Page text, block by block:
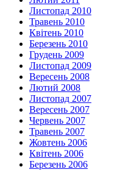
Листопад 2010
Травень 2010
Квітень 2010
Березень 2010
Грудень 2009
Листопад 2009
Вересень 2008
Лютий 2008
Листопад 2007
Вересень 2007
Червень 2007
Травень 2007
Жовтень 2006
Квітень 2006
Березень 2006